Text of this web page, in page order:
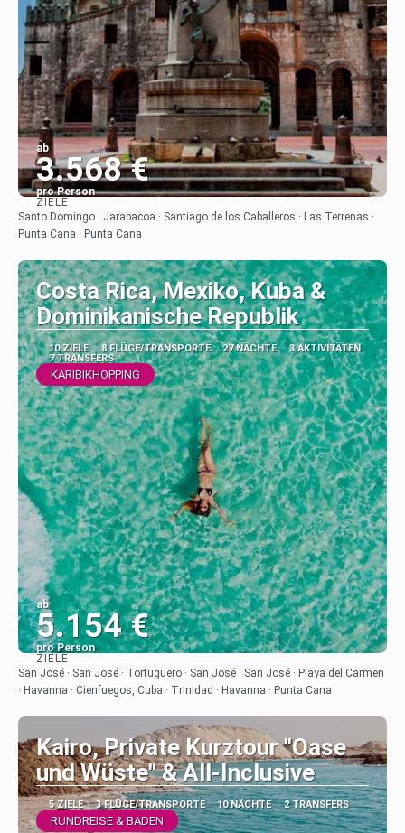
ab
3.568 €
pro Person
Sehen
ZIELE
Santo Domingo · Jarabacoa · Santiago de los Caballeros · Las Terrenas ·
Punta Cana · Punta Cana
Costa Rica, Mexiko, Kuba &
Dominikanische Republik
10 ZIELE 8 FLÜGE/TRANSPORTE 27 NÄCHTE
3 AKTIVITÄTEN
7 TRANSFERS
KARIBIKHOPPING
ab
5.154 €
pro Person
Sehen
ZIELE
San José · San José · Tortuguero · San José · San José · Playa del Carmen
· Havanna · Cienfuegos, Cuba · Trinidad · Havanna · Punta Cana
Kairo, Private Kurztour "Oase
und Wüste" & All-Inclusive
5 ZIELE 3 FLÜGE/TRANSPORTE 10 NÄCHTE 2 TRANSFERS
RUNDREISE & BADEN